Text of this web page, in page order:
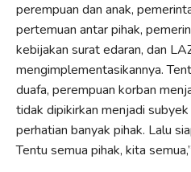
perempuan dan anak,
pertemuan antar pihak,
kebijakan surat edaran, dan
mengimplementasikannya.
duafa, perempuan korban
tidak dipikirkan menjadi
perhatian banyak pihak. Lalu
Tentu semua pihak, kita